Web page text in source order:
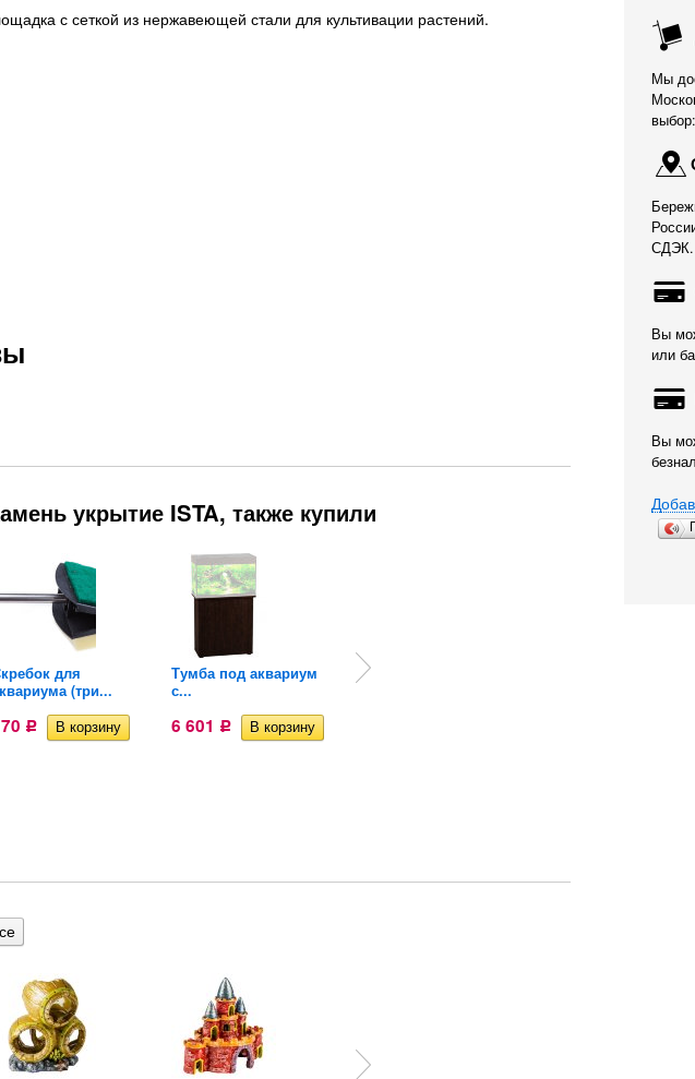
Мы
СДЭК.
Вы
или
Вы
с сеткой из нержавеющей стали для культивации растений.
укрытие ISTA, также купили
для
(три...
Р
Тумба под аквариум
с...
6 601 Р
Аквариум куб Hailea Q-